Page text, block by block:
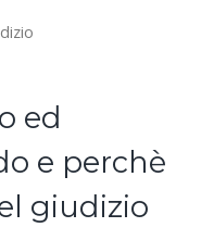
ed
e perchè
giudizio